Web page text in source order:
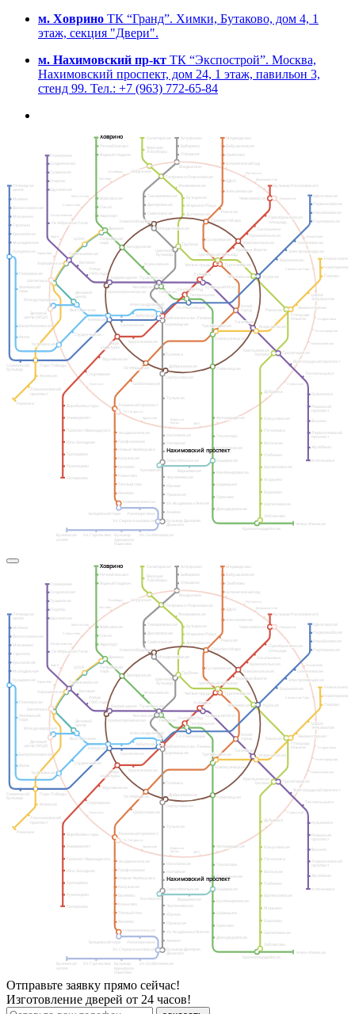
м. Ховрино ТК “Гранд”. Химки, Бутаково, дом 4, 1
этаж, секция "Двери".
м. Нахимовский пр-кт ТК “Экспострой”. Москва,
Нахимовский проспект, дом 24, 1 этаж, павильон 3,
стенд 99. Тел.: +7 (963) 772-65-84
Парк Победы
Выхино
Киевская
Новокузнецкая
Крестьянская
Застава
Выставочная
Проспект Вернадского
Университет
Тропарёво
Румянцево
Саларьево
Юго-Западная
Ленинский проспект
Профсоюзная
Новые Черёмушки
Калужская
Беляево
Коньково
Тёплый стан
Ясенево
Новоясеневская
Войковская
Сокол
Аэропорт
Динамо
Белорусская
Текстильщики
Кожуховская
Печатники
Волжская
Люблино
Братиславская
Марьино
Борисово
Шипиловская
Зябликово
Тульская
Нагатинская
Нагорная
Нахимовский проспект
Чертановская
Южная
Пражская
Ул. Академика Янгеля
Бульвар Дмитрия
Донского
Ул. Старокачаловская
Лесопарковая
Битцевский парк
Бульвар
Адмирала
Ушакова
Ул. Горчакова
Бунинская
аллея
Ул. Скобелевская
Аннино
Севастопольская
Орехово
Алма-Атинская
Коломенская
Кантемировская
Царицыно
Домодедовская
Каширская
Красногвардейская
Технопарк
Новогиреево
Перово
Новокосино
Каховская Варшавская
Пл. Гагарина
Китай-
город
Цветной
бульвар
Трубная
Маяковская
Кузнецкий Мост
Тургеневская
Краснопресненская
Баррикадная Пушкинская
Тверская
Чеховская
Лубянка
Третьяковская
Чистые пруды
Сретенский бульвар
Чкаловская
Таганская
Марксистская
Пролетарская
Комсомольская
Красносельская
Красные Ворота
Сокольники
Преображенская
площадь
Парк
культуры
Проспект Мира
Международная
Менделеевская
Новослободская
Петровско-Разумовская
Академическая
Курская
Черкизовская
Бульвар Рокоссовского
Локомотив
Волгоградский проспект
Шоссе
Энтузиастов
Авиамоторная
Новохохловская
Угрешская
Нижегородская
Андроновка
Измайлово
Соколиная Гора
Верхние
Котлы
Крымская
ЗИЛ
Автозаводская
Дубровка
Кунцевская
Молодёжная
Крылатское
Строгино
Волоколамская
Митино
Пятницкое
шоссе
Мякинино
Пионерская
Филёвский
парк
Багратионовская
Фили
Славянский
бульвар
Кутузовская
Деловой
центр
Щукинская
Спартак
Тушинская
Сходненская
Планерная
Арбатская
Боровицкая
Пл. Революции
Александровский
сад
Библиотека им. Ленина
Кропоткинская
Театральная
Охотный Ряд
Смоленская
Полянка
Октябрьская
Добрынинская
Серпуховская
Павелецкая
Сухаревская
Рижская
ВДНХ
Алексеевская
Савёловская
Дмитровская
Достоевская
Марьина Роща
Бутырская
Тимирязевская
Фонвизинская
Владыкино
Отрадное
Бибирево
Алтуфьево
Лихоборы
Коптево
Балтийская
Стрешнево
Панфиловская
Полежаевская
Беговая
Улица
1905 года
Октябрьское Поле
Зорге
Хорошёво
Шелепиха
Студенческая
Спортивная
Фрунзенская
Лужники
Воробьёвы горы
Шаболовская
Водный стадион
Речной вокзал
Медведково
Бабушкинская
Свиблово
Ботанический сад
Бауманская
Электрозаводская
Семёновская
Измайловская
Первомайская
Щёлковская
Партизанская
Римская
Площадь
Ильича
Лермонтовский
проспект
Рязанский
проспект
Кузьминки
Жулебино
Котельники
Ростокино
Белокаменная
Деловой
центр (МЦК)
Ломоносовский
проспект
Минская
Раменки
Ховрино
ЦСКА
Хорошёвская
Петровский
парк
Верхние
Лихоборы
Селигерская
Окружная
Парк Победы
Выхино
Киевская
Новокузнецкая
Крестьянская
Застава
Выставочная
Проспект Вернадского
Университет
Тропарёво
Румянцево
Саларьево
Юго-Западная
Ленинский проспект
Профсоюзная
Новые Черёмушки
Калужская
Беляево
Коньково
Тёплый стан
Ясенево
Новоясеневская
Войковская
Сокол
Аэропорт
Динамо
Белорусская
Текстильщики
Кожуховская
Печатники
Волжская
Люблино
Братиславская
Марьино
Борисово
Шипиловская
Зябликово
Тульская
Нагатинская
Нагорная
Нахимовский проспект
Чертановская
Южная
Пражская
Ул. Академика Янгеля
Бульвар Дмитрия
Донского
Ул. Старокачаловская
Лесопарковая
Битцевский парк
Бульвар
Адмирала
Ушакова
Ул. Горчакова
Бунинская
аллея
Ул. Скобелевская
Аннино
Севастопольская
Орехово
Алма-Атинская
Коломенская
Кантемировская
Царицыно
Домодедовская
Каширская
Красногвардейская
Технопарк
Новогиреево
Перово
Новокосино
Каховская Варшавская
Пл. Гагарина
Китай-
город
Цветной
бульвар
Трубная
Маяковская
Кузнецкий Мост
Тургеневская
Краснопресненская
Баррикадная Пушкинская
Тверская
Чеховская
Лубянка
Третьяковская
Чистые пруды
Сретенский бульвар
Чкаловская
Таганская
Марксистская
Пролетарская
Комсомольская
Красносельская
Красные Ворота
Сокольники
Преображенская
площадь
Парк
культуры
Проспект Мира
Международная
Менделеевская
Новослободская
Петровско-Разумовская
Академическая
Курская
Черкизовская
Бульвар Рокоссовского
Локомотив
Волгоградский проспект
Шоссе
Энтузиастов
Авиамоторная
Новохохловская
Угрешская
Нижегородская
Андроновка
Измайлово
Соколиная Гора
Верхние
Котлы
Крымская
ЗИЛ
Автозаводская
Дубровка
Кунцевская
Молодёжная
Крылатское
Строгино
Волоколамская
Митино
Пятницкое
шоссе
Мякинино
Пионерская
Филёвский
парк
Багратионовская
Фили
Славянский
бульвар
Кутузовская
Деловой
центр
Щукинская
Спартак
Тушинская
Сходненская
Планерная
Арбатская
Боровицкая
Пл. Революции
Александровский
сад
Библиотека им. Ленина
Кропоткинская
Театральная
Охотный Ряд
Смоленская
Полянка
Октябрьская
Добрынинская
Серпуховская
Павелецкая
Сухаревская
Рижская
ВДНХ
Алексеевская
Савёловская
Дмитровская
Достоевская
Марьина Роща
Бутырская
Тимирязевская
Фонвизинская
Владыкино
Отрадное
Бибирево
Алтуфьево
Лихоборы
Коптево
Балтийская
Стрешнево
Панфиловская
Полежаевская
Беговая
Улица
1905 года
Октябрьское Поле
Зорге
Хорошёво
Шелепиха
Студенческая
Спортивная
Фрунзенская
Лужники
Воробьёвы горы
Шаболовская
Водный стадион
Речной вокзал
Медведково
Бабушкинская
Свиблово
Ботанический сад
Бауманская
Электрозаводская
Семёновская
Измайловская
Первомайская
Щёлковская
Партизанская
Римская
Площадь
Ильича
Лермонтовский
проспект
Рязанский
проспект
Кузьминки
Жулебино
Котельники
Ростокино
Белокаменная
Деловой
центр (МЦК)
Ломоносовский
проспект
Минская
Раменки
Ховрино
ЦСКА
Хорошёвская
Петровский
парк
Верхние
Лихоборы
Селигерская
Окружная
Отправьте заявку прямо сейчас!
Изготовление дверей от 24 часов!